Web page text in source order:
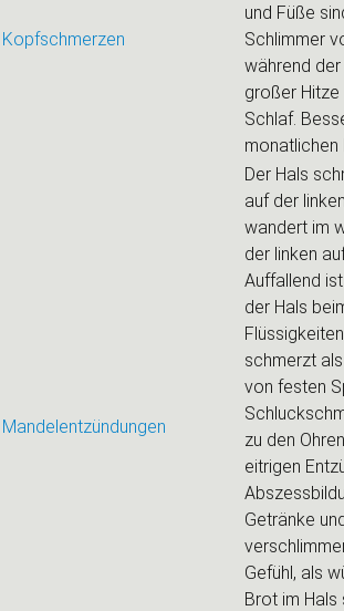
Kopfschmerzen
und Füße
Schlimmer
während
großer Hitze
Schlaf.
monatlichen
Mandelentzündungen
Der Hals
auf der
wandert im
der linken
Auffallend
der Hals
schmerzt
von festen
zu den
eitrigen
Getränke
Gefühl, als
Brot im Hals